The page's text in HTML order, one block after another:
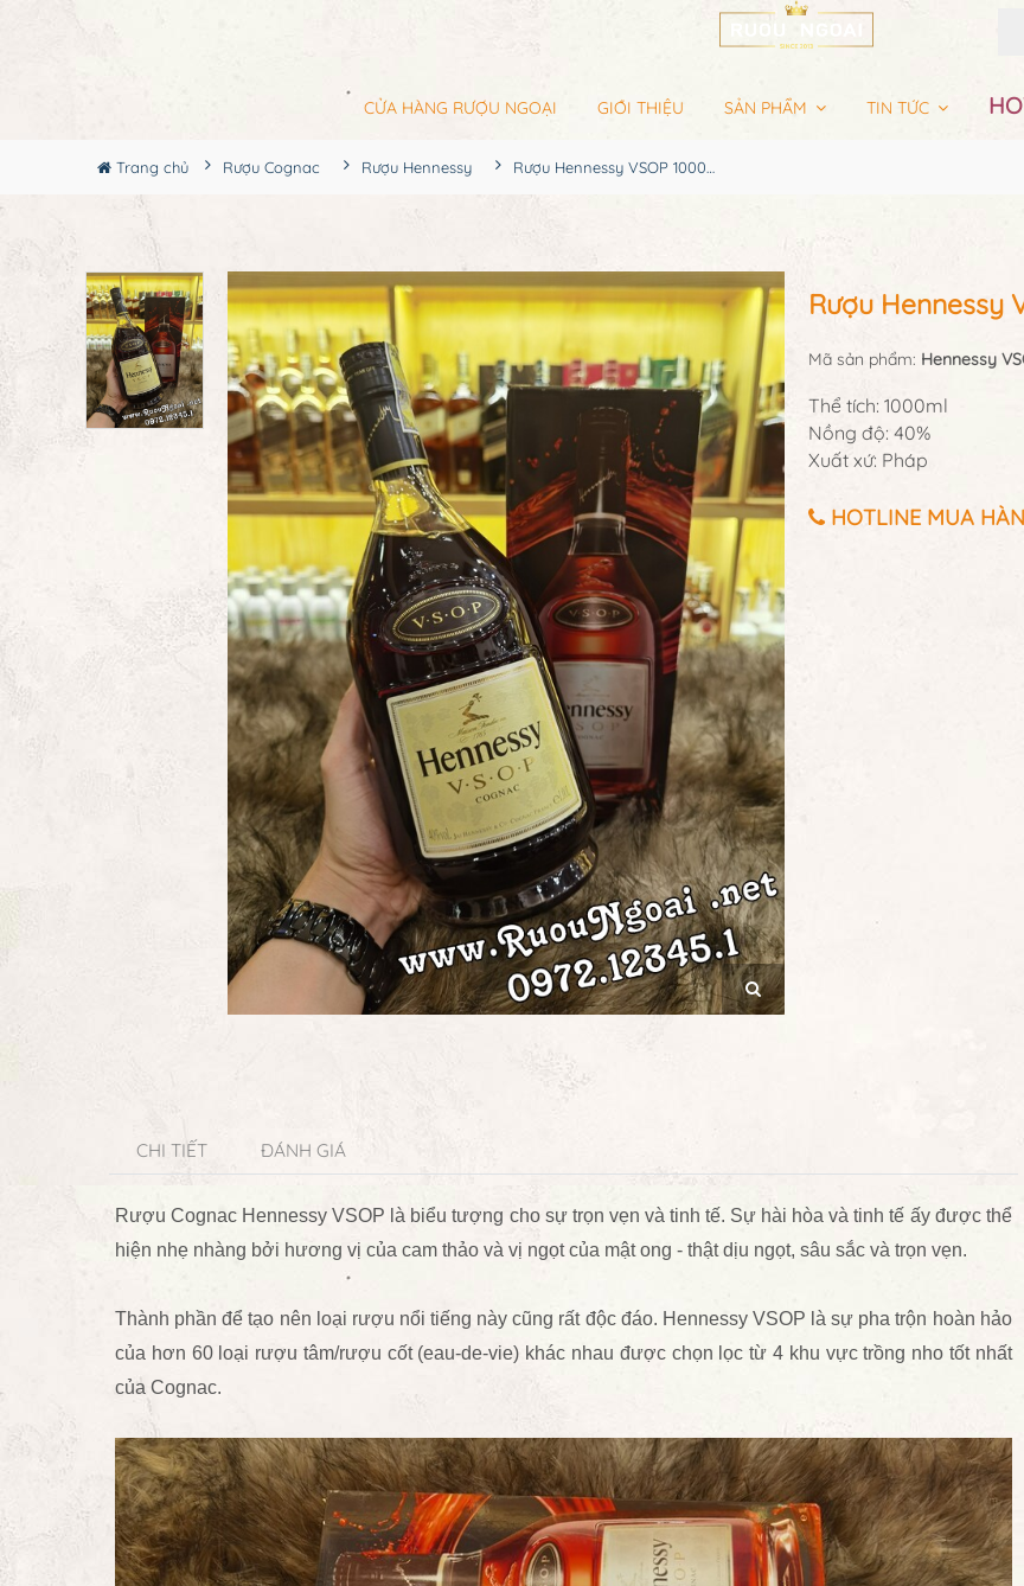
CỬA HÀNG RƯỢU NGOẠI GIỚI THIỆU SẢN PHẨM TIN TỨC
Trang chủ Rượu Cognac Rượu Hennessy Rượu Hennessy VSOP 1000ml
Rượu Hennessy
Mã sản phẩm: Hennessy
Thể tích: 1000ml
Nồng độ: 40%
Xuất xứ: Pháp
HOTLINE MUA
CHI TIẾT ĐÁNH GIÁ
Rượu Cognac Hennessy VSOP là biểu tượng cho sự trọn vẹn và tinh tế. Sự hài hòa và tinh tế ấy được thể
hiện nhẹ nhàng bởi hương vị của cam thảo và vị ngọt của mật ong - thật dịu ngọt, sâu sắc và trọn vẹn.
Thành phần để tạo nên loại rượu nổi tiếng này cũng rất độc đáo. Hennessy VSOP là sự pha trộn hoàn hảo
của hơn 60 loại rượu tâm/rượu cốt (eau-de-vie) khác nhau được chọn lọc từ 4 khu vực trồng nho tốt nhất
của Cognac.